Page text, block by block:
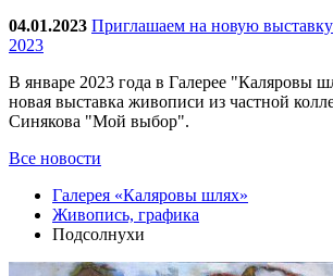
04.01.2023 Приглашаем на новую
2023
В январе 2023 года в Галерее "Каляровы
новая выставка живописи из частной
Синякова "Мой выбор".
Все новости
Галерея «Каляровы шлях»
Живопись, графика
Подсолнухи